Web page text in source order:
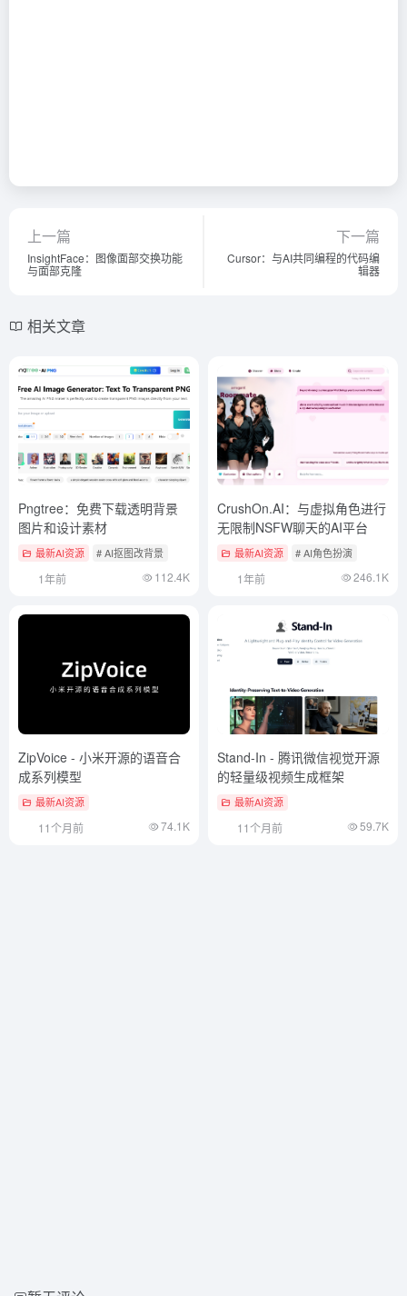
上一篇
InsightFace：图像面部交换功能
与面部克隆
下一篇
Cursor：与AI共同编程的代码编
辑器
相关文章
Pngtree：免费下载透明背景
图片和设计素材
最新AI资源 # AI抠图改背景
1年前 112.4K
CrushOn.AI：与虚拟角色进行
无限制NSFW聊天的AI平台
最新AI资源 # AI角色扮演
1年前 246.1K
ZipVoice - 小米开源的语音合
成系列模型
最新AI资源
11个月前 74.1K
Stand-In - 腾讯微信视觉开源
的轻量级视频生成框架
最新AI资源
11个月前 59.7K